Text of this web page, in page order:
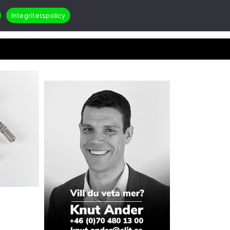
Öppna Applikationer & case
RMA
Integritetspolicy